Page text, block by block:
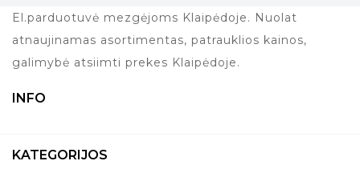
El.parduotuvė mezgėjoms Klaipėdoje. Nuolat
atnaujinamas asortimentas, patrauklios kainos,
galimybė atsiimti prekes Klaipėdoje.
INFO
KATEGORIJOS